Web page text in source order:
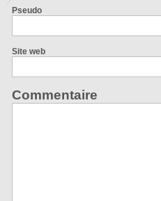
Pseudo
Site web
Commentaire